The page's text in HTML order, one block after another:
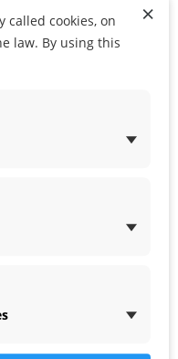
Black
×
called cookies, on
law. By using this